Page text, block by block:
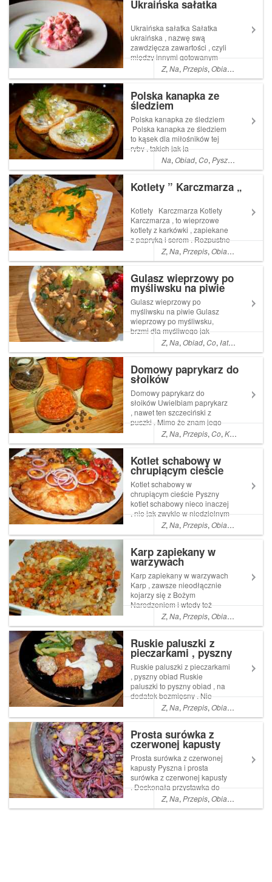
Artykuł Kotlety mielone w
słoika na wyjazd p...
Ukraińska sałatka
Ukraińska sałatka Sałatka
ukraińska , nazwę swą
zawdzięcza zawartości , czyli
między innymi gotowanym
buraczkom
Z,Na,Przepis,Obiad ,
Polska kanapka ze
śledziem
Polska kanapka ze śledziem
Polska kanapka ze śledziem
to kąsek dla miłośników tej
ryby , takich jak ja
Na,Obiad,Co,Pyszne
Kotlety ” Karczmarza „
Kotlety Karczmarza Kotlety
Karczmarza , to wieprzowe
kotlety z karkówki , zapiekane
z papryką i serem . Rozpustne
danie jak na karczmę
przystało , pod piwko Read
Karczmarza pocho...
Z,Na,Przepis,Obiad ,
Gulasz wieprzowy po
myśliwsku na piwie
Gulasz wieprzowy po
myśliwsku na piwie Gulasz
wieprzowy po myśliwsku,
brzmi dla myśliwego jak
profanacja. Prawdziwy
myśliwski powinien być z
jest ona pod ręką . Read More
... Artykuł Gulasz wieprzowy
po myśliwsku na piwie poc...
Z,Na,Obiad,Co,łatwe
Domowy paprykarz do
słoików
Domowy paprykarz do
słoików Uwielbiam paprykarz
, nawet ten szczeciński z
puszki . Mimo że znam jego
niechlubny skład to czasami
się skuszę
Z,Na,Przepis,Co,Kolacja
Kotlet schabowy w
chrupiącym cieście
Kotlet schabowy w
chrupiącym cieście Pyszny
kotlet schabowy nieco inaczej
, nie jak zwykle w niedzielnym
wydaniu w panierce z bułki
tartej . Tym razem jest to
More ... Artykuł Kotlet
schabowy w chrupiącym
cieście pochodzi z serwi...
Z,Na,Przepis,Obiad ,
Karp zapiekany w
warzywach
Karp zapiekany w warzywach
Karp , zawsze nieodłącznie
kojarzy się z Bożym
Narodzeniem i wtedy też
smakuje najlepiej . Co roku
jest na naszym stole .
dzwonki , Read More ...
Artykuł Karp zapiekany w
warzywach pochodzi z
serwisu Ogrod...
Z,Na,Przepis,Obiad ,
Ruskie paluszki z
pieczarkami , pyszny
obiad
Ruskie paluszki z pieczarkami
, pyszny obiad Ruskie
paluszki to pyszny obiad , na
dodatek bezmięsny . Nie
ważne czy jesteście
wegetarianami , czy lubicie
Read More ... Artykuł Ruskie
paluszki z pieczarkami ,
pyszny obiad po...
Z,Na,Przepis,Obiad ,
Prosta surówka z
czerwonej kapusty
Prosta surówka z czerwonej
kapusty Pyszna i prosta
surówka z czerwonej kapusty
. Doskonała przystawka do
obiadu , a do tego zdrowa i
nie wymagająca żadnych
Z,Na,Przepis,Obiad ,